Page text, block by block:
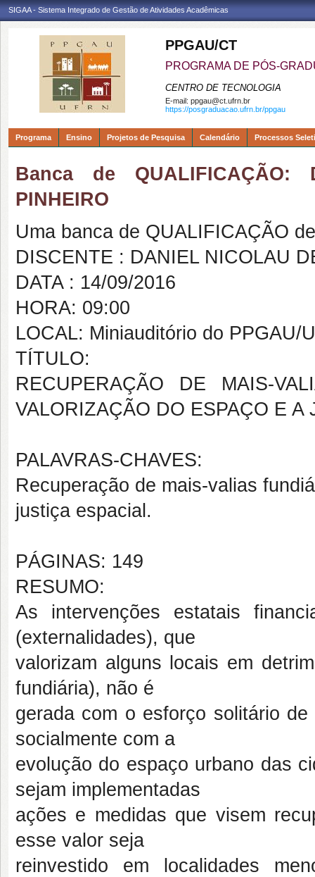
SIGAA - Sistema Integrado de Gestão de Atividades Acadêmicas
PPGAU/CT
PROGRAMA DE PÓS-
CENTRO DE TECNOLOGIA
E-mail: ppgau@ct.ufrn.br
https://posgraduacao.ufrn.br/ppgau
Programa Ensino Projetos de Pesquisa Calendário Processos
Banca de QUALIFICAÇÃO:
PINHEIRO
Uma banca de QUALIFICAÇÃO
DISCENTE : DANIEL NICOLAU
DATA : 14/09/2016
HORA: 09:00
LOCAL: Miniauditório do PPGAU/
TÍTULO:
RECUPERAÇÃO DE MAIS-
VALORIZAÇÃO DO ESPAÇO E A
PALAVRAS-CHAVES:
Recuperação de mais-valias
justiça espacial.
PÁGINAS: 149
RESUMO:
As intervenções estatais
(externalidades), que
valorizam alguns locais em
fundiária), não é
gerada com o esforço solitário
socialmente com a
evolução do espaço urbano das
sejam implementadas
ações e medidas que visem
esse valor seja
reinvestido em localidades